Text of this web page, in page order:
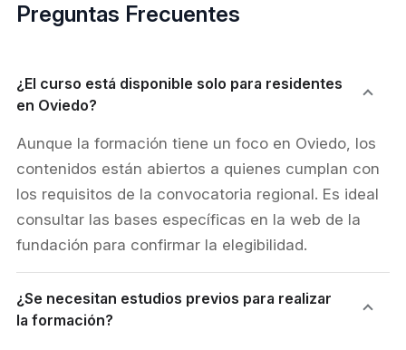
Preguntas Frecuentes
¿El curso está disponible solo para residentes
en Oviedo?
Aunque la formación tiene un foco en Oviedo, los
contenidos están abiertos a quienes cumplan con
los requisitos de la convocatoria regional. Es ideal
consultar las bases específicas en la web de la
fundación para confirmar la elegibilidad.
¿Se necesitan estudios previos para realizar
la formación?